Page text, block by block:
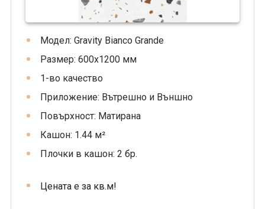
Модел: Gravity Bianco Grande
Размер: 600x1200 мм
1-во качество
Приложение: Вътрешно и Външно
Повърхност: Матирана
Кашон: 1.44 м²
Плочки в кашон: 2 бр.
Цената е за кв.м!